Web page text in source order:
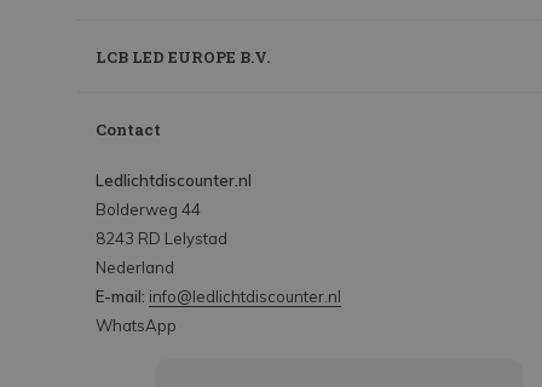
LCB LED EUROPE B.V.
Contact
Ledlichtdiscounter.nl
Bolderweg 44
8243 RD Lelystad
Nederland
E-mail: info@ledlichtdiscounter.nl
WhatsApp